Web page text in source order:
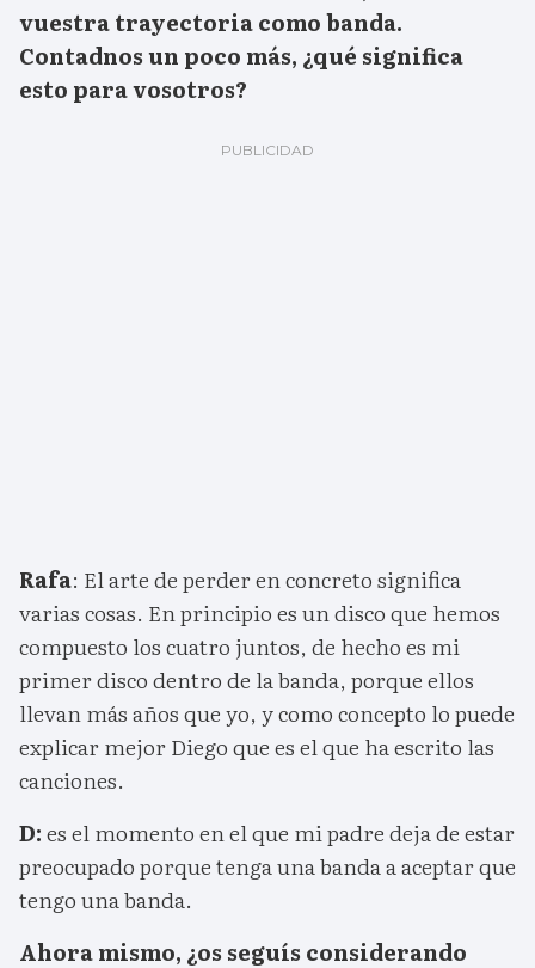
vuestra trayectoria como banda.
Contadnos un poco más, ¿qué significa
esto para vosotros?
Rafa: El arte de perder en concreto significa
varias cosas. En principio es un disco que hemos
compuesto los cuatro juntos, de hecho es mi
primer disco dentro de la banda, porque ellos
llevan más años que yo, y como concepto lo puede
explicar mejor Diego que es el que ha escrito las
canciones.
D:es el momento en el que mi padre deja de estar
preocupado porque tenga una banda a aceptar que
tengo una banda.
Ahora mismo, ¿os seguís considerando